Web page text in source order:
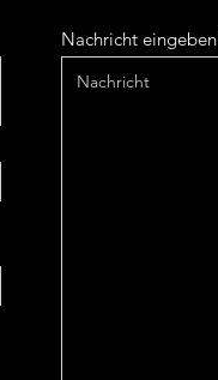
Nachricht eingeben